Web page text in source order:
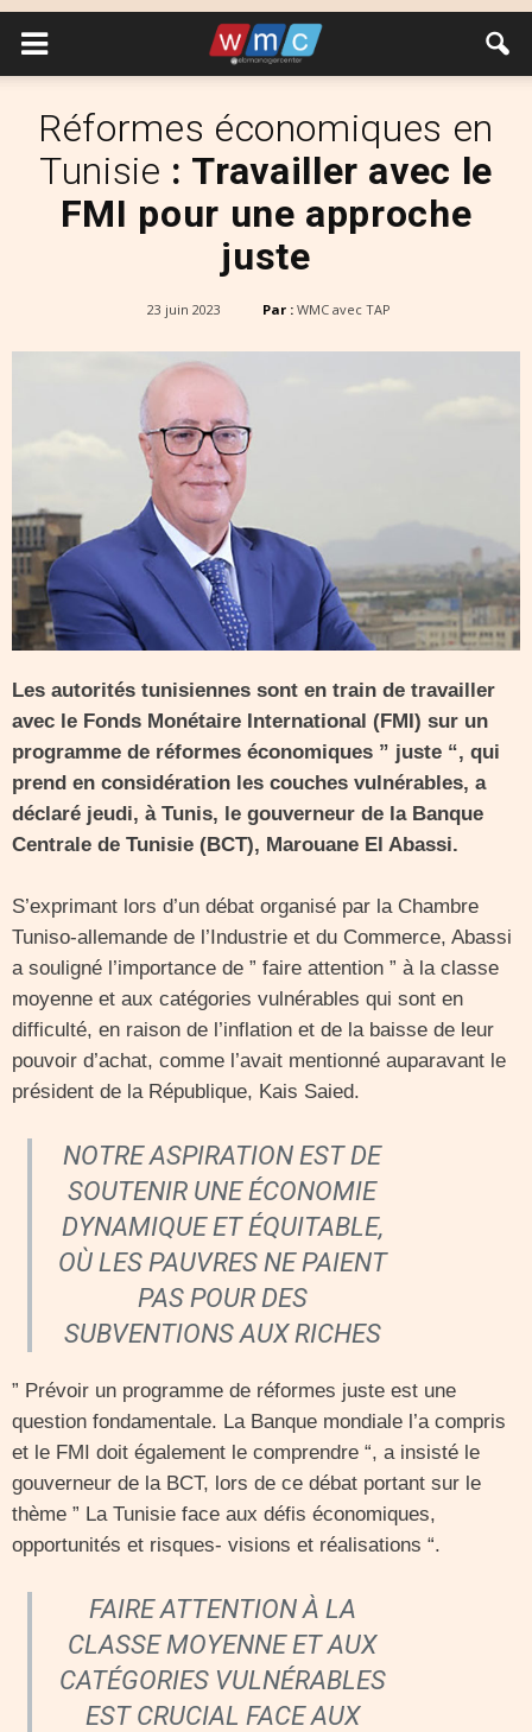
Réformes économiques en
Tunisie : Travailler avec le
FMI pour une approche
juste
23 juin 2023 Par : WMC avec TAP
Les autorités tunisiennes sont en train de travailler
avec le Fonds Monétaire International (FMI) sur un
programme de réformes économiques ” juste “, qui
prend en considération les couches vulnérables, a
déclaré jeudi, à Tunis, le gouverneur de la Banque
Centrale de Tunisie (BCT), Marouane El Abassi.
S’exprimant lors d’un débat organisé par la Chambre
Tuniso-allemande de l’Industrie et du Commerce, Abassi
a souligné l’importance de ” faire attention ” à la classe
moyenne et aux catégories vulnérables qui sont en
difficulté, en raison de l’inflation et de la baisse de leur
pouvoir d’achat, comme l’avait mentionné auparavant le
président de la République, Kais Saied.
NOTRE ASPIRATION EST DE
SOUTENIR UNE ÉCONOMIE
DYNAMIQUE ET ÉQUITABLE,
OÙ LES PAUVRES NE PAIENT
PAS POUR DES
SUBVENTIONS AUX RICHES
” Prévoir un programme de réformes juste est une
question fondamentale. La Banque mondiale l’a compris
et le FMI doit également le comprendre “, a insisté le
gouverneur de la BCT, lors de ce débat portant sur le
thème ” La Tunisie face aux défis économiques,
opportunités et risques- visions et réalisations “.
FAIRE ATTENTION À LA
CLASSE MOYENNE ET AUX
CATÉGORIES VULNÉRABLES
EST CRUCIAL FACE AUX